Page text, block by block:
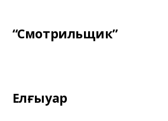
“Смотрильщик”
Елғыуар